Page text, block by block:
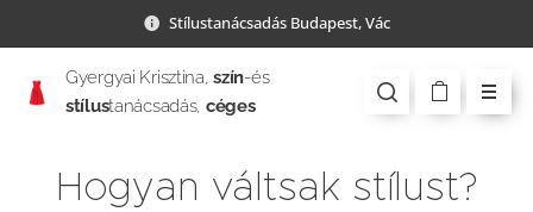
Stílustanácsadás Budapest, Vác
Gyergyai Krisztina, szín-és
stílustanácsadás, céges
Hogyan váltsak stílust?